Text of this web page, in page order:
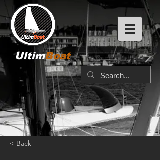
UltimBoat
< Back